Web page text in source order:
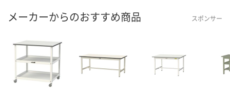
メーカーからのおすすめ商品 スポンサー